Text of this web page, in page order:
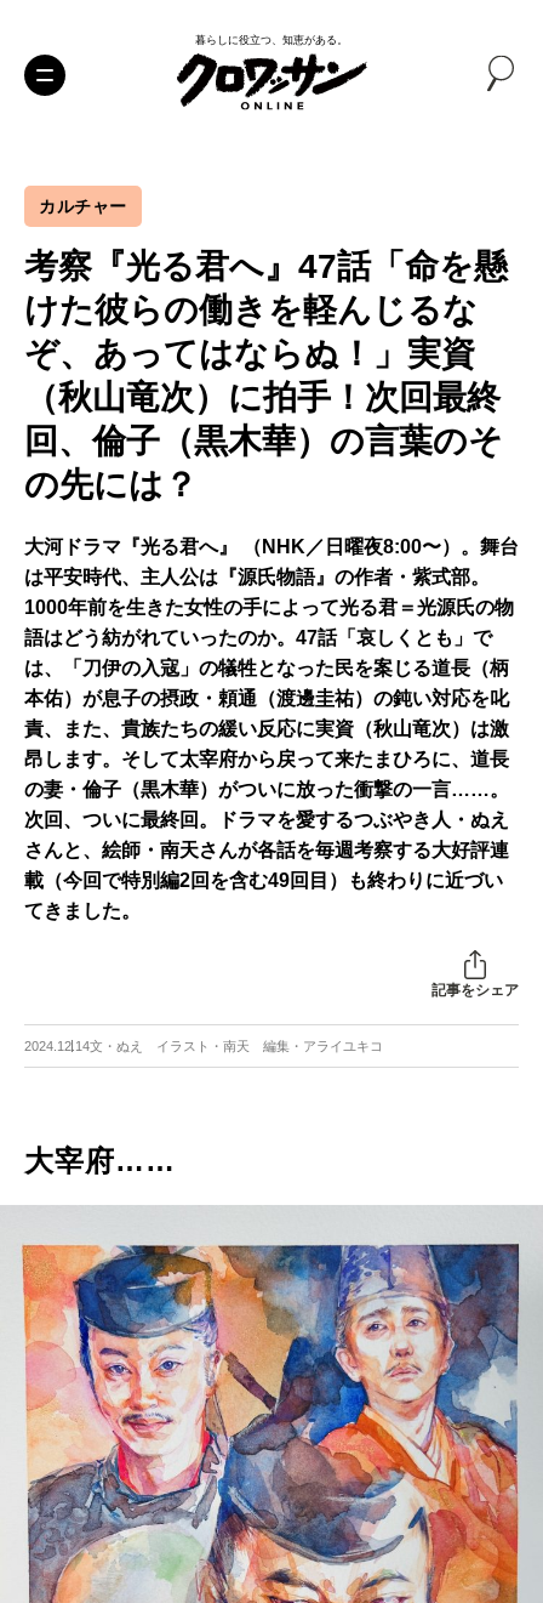
暮らしに役立つ、知恵がある。
カルチャー
考察『光る君へ』47話「命を懸
けた彼らの働きを軽んじるな
ぞ、あってはならぬ！」実資
（秋山竜次）に拍手！次回最終
回、倫子（黒木華）の言葉のそ
の先には？
大河ドラマ『光る君へ』 （NHK／日曜夜8:00〜）。舞台
は平安時代、主人公は『源氏物語』の作者・紫式部。
1000年前を生きた女性の手によって光る君＝光源氏の物
語はどう紡がれていったのか。47話「哀しくとも」で
は、「刀伊の入寇」の犠牲となった民を案じる道長（柄
本佑）が息子の摂政・頼通（渡邊圭祐）の鈍い対応を叱
責、また、貴族たちの緩い反応に実資（秋山竜次）は激
昂します。そして太宰府から戻って来たまひろに、道長
の妻・倫子（黒木華）がついに放った衝撃の一言……。
次回、ついに最終回。ドラマを愛するつぶやき人・ぬえ
さんと、絵師・南天さんが各話を毎週考察する大好評連
載（今回で特別編2回を含む49回目）も終わりに近づい
てきました。
記事をシェア
2024.12.14文・ぬえ イラスト・南天 編集・アライユキコ
大宰府……